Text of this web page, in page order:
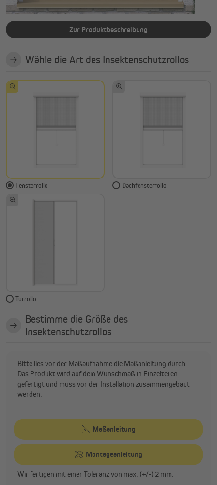
Zur Produktbeschreibung
Wähle die Art des Insektenschutzrollos
Fensterrollo Dachfensterrollo
Türrollo
Bestimme die Größe des
Insektenschutzrollos
Bitte lies vor der Maßaufnahme die Maßanleitung durch.
Das Produkt wird auf dein Wunschmaß in Einzelteilen
gefertigt und muss vor der Installation zusammengebaut
werden.
Maßanleitung
Montageanleitung
Wir fertigen mit einer Toleranz von max. (+/-) 2 mm.